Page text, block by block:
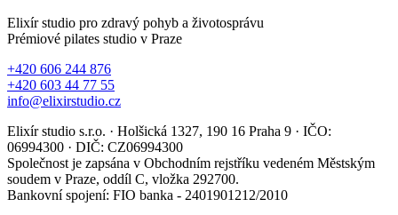
Elixír studio pro zdravý pohyb a životosprávu
Prémiové pilates studio v Praze
+420 606 244 876
+420 603 44 77 55
info@elixirstudio.cz
Elixír studio s.r.o. · Holšická 1327, 190 16 Praha 9 · IČO:
06994300 · DIČ: CZ06994300
Společnost je zapsána v Obchodním rejstříku vedeném Městským
soudem v Praze, oddíl C, vložka 292700.
Bankovní spojení: FIO banka - 2401901212/2010